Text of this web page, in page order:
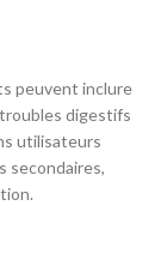
peuvent inclure
digestifs
utilisateurs
secondaires,